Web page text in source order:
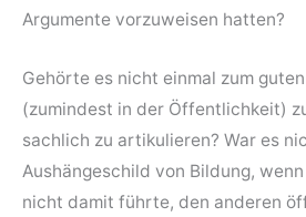
Argumente vorzuweisen hatten?
Gehörte es nicht einmal zum
(zumindest in der Öffentlichkeit)
sachlich zu artikulieren? War es
Aushängeschild von Bildung,
nicht damit führte, den anderen